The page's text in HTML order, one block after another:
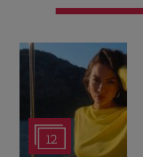
12